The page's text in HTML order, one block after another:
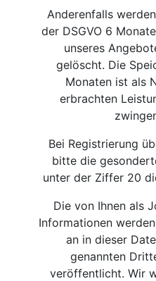
Anderenfalls
der DSGVO 6
unseres
gelöscht. Die
Monaten ist als
erbrachten
Bei Registrierung
bitte die
unter der Ziffer 20
Die von Ihnen als
Informationen
an in dieser
genannten
veröffentlicht. Wir